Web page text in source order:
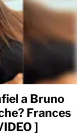
a Bruno
Frances
]